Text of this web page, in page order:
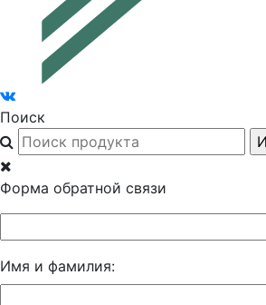
Поиск
Форма обратной связи
Имя и фамилия: